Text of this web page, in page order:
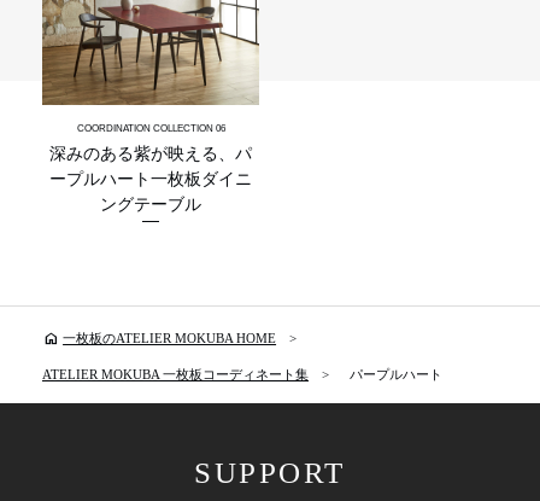
お問い合わせ
深みのある紫が映える、パ
ープルハート一枚板ダイニ
ングテーブル
home 一枚板のATELIER MOKUBA HOME
ATELIER MOKUBA 一枚板コーディネート集 パープルハート
SUPPORT